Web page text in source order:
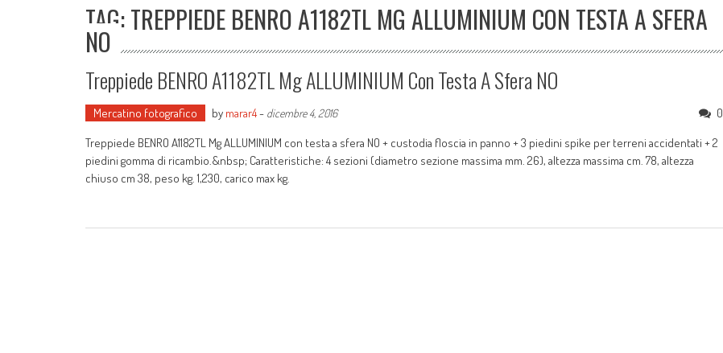
TAG: TREPPIEDE BENRO A1182TL MG ALLUMINIUM CON TESTA A SFERA
NO
Treppiede BENRO A1182TL Mg ALLUMINIUM Con Testa A Sfera NO
Mercatino fotografico by marar4- dicembre 4, 2016
0
Treppiede BENRO A1182TL Mg ALLUMINIUM con testa a sfera NO + custodia floscia in panno + 3 piedini spike per terreni accidentati + 2
piedini gomma di ricambio.&nbsp; Caratteristiche: 4 sezioni (diametro sezione massima mm. 26), altezza massima cm. 78, altezza
chiuso cm 38, peso kg. 1,230, carico max kg.